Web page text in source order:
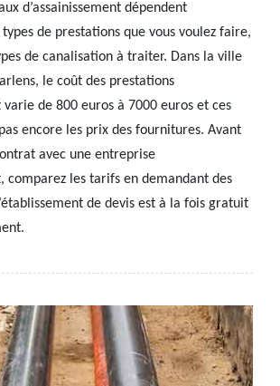
d’assainissement dépendent
de prestations que vous voulez faire,
de canalisation à traiter. Dans la ville
le coût des prestations
varie de 800 euros à 7000 euros et ces
encore les prix des fournitures. Avant
avec une entreprise
comparez les tarifs en demandant des
de devis est à la fois gratuit